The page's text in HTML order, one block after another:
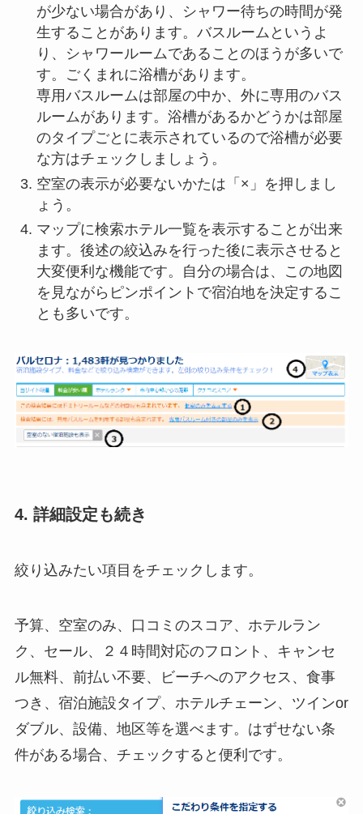
が少ない場合があり、シャワー待ちの時間が発
生することがあります。バスルームというよ
り、シャワールームであることのほうが多いで
す。ごくまれに浴槽があります。
専用バスルームは部屋の中か、外に専用のバス
ルームがあります。浴槽があるかどうかは部屋
のタイプごとに表示されているので浴槽が必要
な方はチェックしましょう。
空室の表示が必要ないかたは「×」を押しまし
ょう。
マップに検索ホテル一覧を表示することが出来
ます。後述の絞込みを行った後に表示させると
大変便利な機能です。自分の場合は、この地図
を見ながらピンポイントで宿泊地を決定するこ
とも多いです。
4. 詳細設定も続き
絞り込みたい項目をチェックします。
予算、空室のみ、口コミのスコア、ホテルラン
ク、セール、２４時間対応のフロント、キャンセ
ル無料、前払い不要、ビーチへのアクセス、食事
つき、宿泊施設タイプ、ホテルチェーン、ツインor
ダブル、設備、地区等を選べます。はずせない条
件がある場合、チェックすると便利です。